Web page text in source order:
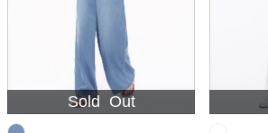
Sold Out